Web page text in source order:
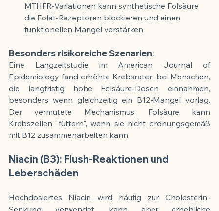
MTHFR-Variationen kann synthetische Folsäure
die Folat-Rezeptoren blockieren und einen
funktionellen Mangel verstärken
Besonders risikoreiche Szenarien:
Eine Langzeitstudie im American Journal of
Epidemiology fand erhöhte Krebsraten bei Menschen,
die langfristig hohe Folsäure-Dosen einnahmen,
besonders wenn gleichzeitig ein B12-Mangel vorlag.
Der vermutete Mechanismus: Folsäure kann
Krebszellen "füttern", wenn sie nicht ordnungsgemäß
mit B12 zusammenarbeiten kann.
Niacin (B3): Flush-Reaktionen und
Leberschäden
Hochdosiertes Niacin wird häufig zur Cholesterin-
Senkung verwendet, kann aber erhebliche